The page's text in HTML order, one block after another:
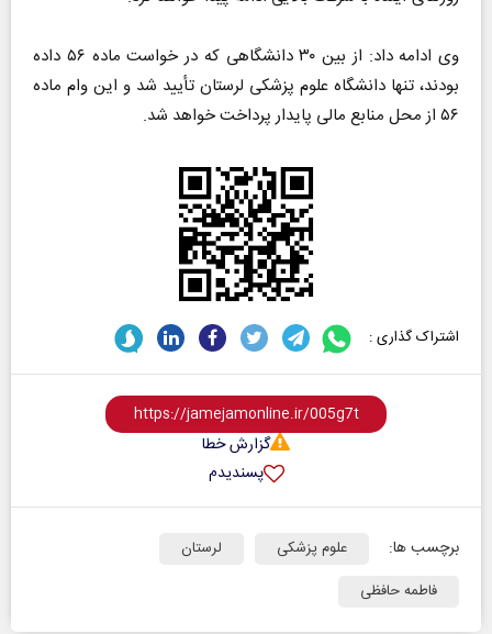
وی ادامه داد: از بین ۳۰ دانشگاهی که در خواست ماده ۵۶ داده
بودند، تنها دانشگاه علوم پزشکی لرستان تأیید شد و این وام ماده
۵۶ از محل منابع مالی پایدار پرداخت خواهد شد.
اشتراک گذاری :
گزارش خطا
پسندیدم
برچسب ها: علوم پزشکی
لرستان
فاطمه حافظی